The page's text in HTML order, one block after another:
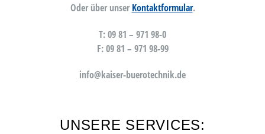
Oder über unserKontaktformular.
T: 09 81 – 971 98-0
F: 09 81 – 971 98-99
info@kaiser-buerotechnik.de
UNSERE SERVICES: